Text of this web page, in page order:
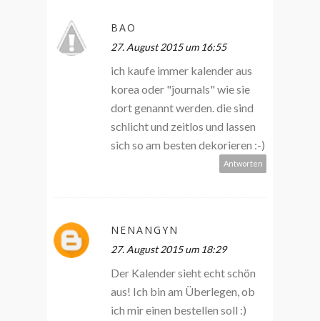
BAO
27. August 2015 um 16:55
ich kaufe immer kalender aus
korea oder "journals" wie sie
dort genannt werden. die sind
schlicht und zeitlos und lassen
sich so am besten dekorieren :-)
Antworten
NENANGYN
27. August 2015 um 18:29
Der Kalender sieht echt schön
aus! Ich bin am Überlegen, ob
ich mir einen bestellen soll :)